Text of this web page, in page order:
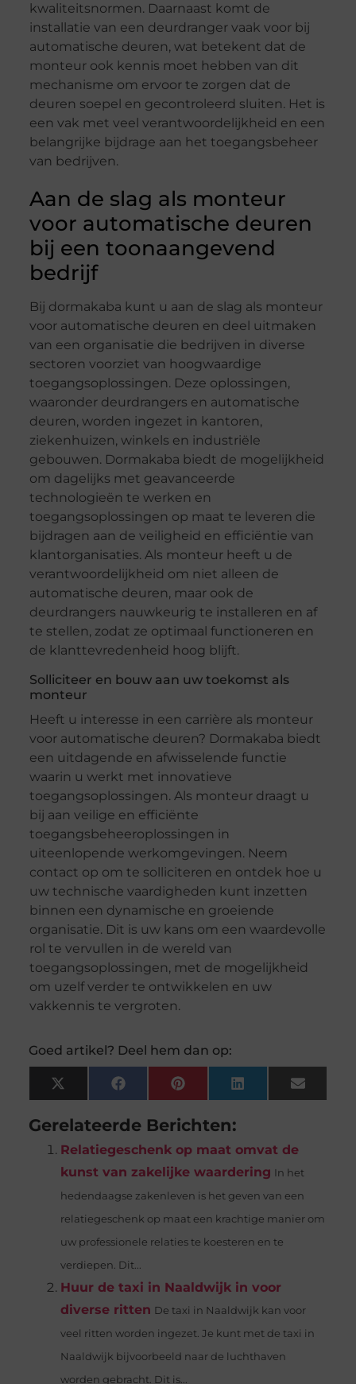
kwaliteitsnormen. Daarnaast komt de
installatie van een deurdranger vaak voor bij
automatische deuren, wat betekent dat de
monteur ook kennis moet hebben van dit
mechanisme om ervoor te zorgen dat de
deuren soepel en gecontroleerd sluiten. Het is
een vak met veel verantwoordelijkheid en een
belangrijke bijdrage aan het toegangsbeheer
van bedrijven.
Aan de slag als monteur
voor automatische deuren
bij een toonaangevend
bedrijf
Bij dormakaba kunt u aan de slag als monteur
voor automatische deuren en deel uitmaken
van een organisatie die bedrijven in diverse
sectoren voorziet van hoogwaardige
toegangsoplossingen. Deze oplossingen,
waaronder deurdrangers en automatische
deuren, worden ingezet in kantoren,
ziekenhuizen, winkels en industriële
gebouwen. Dormakaba biedt de mogelijkheid
om dagelijks met geavanceerde
technologieën te werken en
toegangsoplossingen op maat te leveren die
bijdragen aan de veiligheid en efficiëntie van
klantorganisaties. Als monteur heeft u de
verantwoordelijkheid om niet alleen de
automatische deuren, maar ook de
deurdrangers nauwkeurig te installeren en af
te stellen, zodat ze optimaal functioneren en
de klanttevredenheid hoog blijft.
Solliciteer en bouw aan uw toekomst als
monteur
Heeft u interesse in een carrière als monteur
voor automatische deuren? Dormakaba biedt
een uitdagende en afwisselende functie
waarin u werkt met innovatieve
toegangsoplossingen. Als monteur draagt u
bij aan veilige en efficiënte
toegangsbeheeroplossingen in
uiteenlopende werkomgevingen. Neem
contact op om te solliciteren en ontdek hoe u
uw technische vaardigheden kunt inzetten
binnen een dynamische en groeiende
organisatie. Dit is uw kans om een waardevolle
rol te vervullen in de wereld van
toegangsoplossingen, met de mogelijkheid
om uzelf verder te ontwikkelen en uw
vakkennis te vergroten.
Goed artikel? Deel hem dan op:
X
(Twitter)
FacebookPinterestLinkedInEmail
Gerelateerde Berichten:
Relatiegeschenk op maat omvat de
kunst van zakelijke waardering In het
hedendaagse zakenleven is het geven van een
relatiegeschenk op maat een krachtige manier om
uw professionele relaties te koesteren en te
verdiepen. Dit...
Huur de taxi in Naaldwijk in voor
diverse ritten De taxi in Naaldwijk kan voor
veel ritten worden ingezet. Je kunt met de taxi in
Naaldwijk bijvoorbeeld naar de luchthaven
worden gebracht. Dit is...